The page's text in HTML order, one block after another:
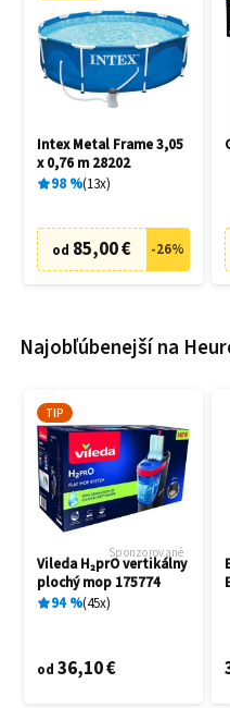
Intex Metal Frame 3,05
x 0,76 m 28202
98% 13x
od 85,00 € -26%
Najobľúbenejší na
TIP
Sponzorované
Vileda H₂prO vertikálny
plochý mop 175774
94% 45x
od 36,10 €